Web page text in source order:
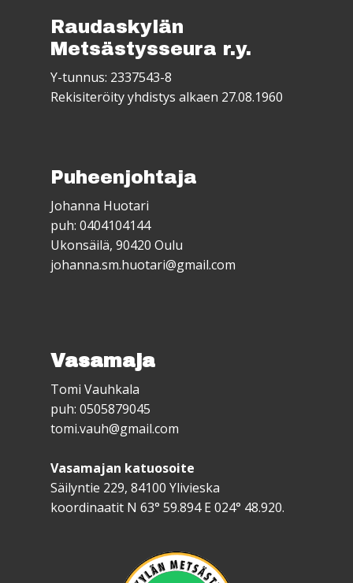
Raudaskylän
Metsästysseura r.y.
Y-tunnus: 2337543-8
Rekisiteröity yhdistys alkaen 27.08.1960
Puheenjohtaja
Johanna Huotari
puh: 0404104144
Ukonsäilä, 90420 Oulu
johanna.sm.huotari@gmail.com
Vasamaja
Tomi Vauhkala
puh: 0505879045
tomi.vauh@gmail.com
Vasamajan katuosoite
Säilyntie 229, 84100 Ylivieska
koordinaatit N 63° 59.894 E 024° 48.920.